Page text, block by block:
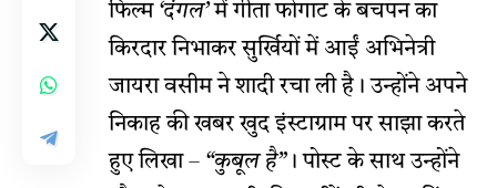
फिल्म ‘दंगल’में गीता फोगाट के बचपन का
किरदार निभाकर सुर्खियों में आईं अभिनेत्री
जायरा वसीम ने शादी रचा ली है। उन्होंने अपने
निकाह की खबर खुद इंस्टाग्राम पर साझा करते
हुए लिखा – “कुबूल है”। पोस्ट के साथ उन्होंने